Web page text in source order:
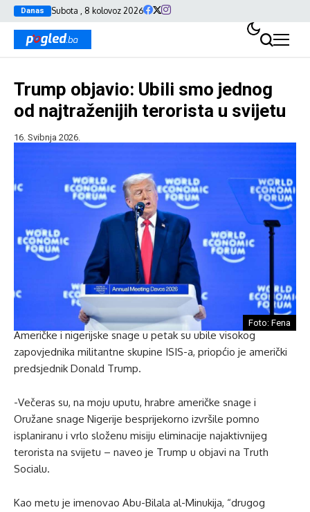
Danas Subota , 8 kolovoz 2026
Trump objavio: Ubili smo jednog
od najtraženijih terorista u svijetu
16. Svibnja 2026.
Foto: Fena
Američke i nigerijske snage u petak su ubile visokog
zapovjednika militantne skupine ISIS-a, priopćio je američki
predsjednik Donald Trump.
-Večeras su, na moju uputu, hrabre američke snage i
Oružane snage Nigerije besprijekorno izvršile pomno
isplaniranu i vrlo složenu misiju eliminacije najaktivnijeg
terorista na svijetu – naveo je Trump u objavi na Truth
Socialu.
Kao metu je imenovao Abu-Bilala al-Minukija, “drugog